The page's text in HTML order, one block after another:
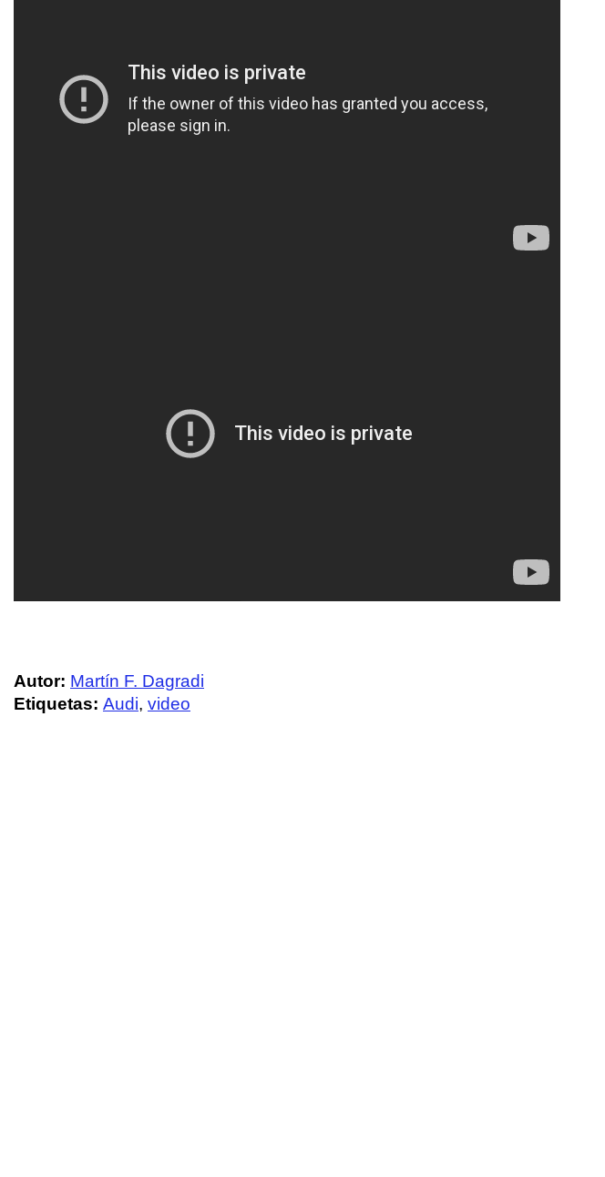
Autor: Martín F. Dagradi
Etiquetas: Audi, video